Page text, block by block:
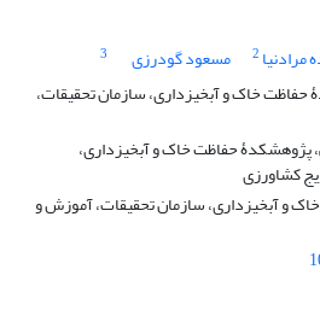
مرادنیا 2 مسعود گودرزی
3
خاک و آبخیزداری، سازمان تحقیقات،
حفاظت خاک و آبخیزداری،
کشاورزی
و آبخیزداری، سازمان تحقیقات، آموزش و